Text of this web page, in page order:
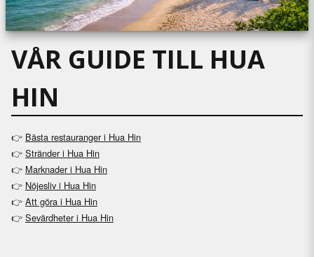
VÅR GUIDE TILL HUA
HIN
👉 Bästa restauranger i Hua Hin
👉 Stränder i Hua Hin
👉 Marknader i Hua Hin
👉 Nöjesliv i Hua Hin
👉 Att göra i Hua Hin
👉 Sevärdheter i Hua Hin